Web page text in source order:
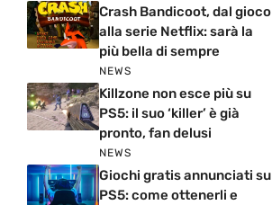
Crash Bandicoot, dal gioco
alla serie Netflix: sarà la
più bella di sempre
NEWS
Killzone non esce più su
PS5: il suo ‘killer’ è già
pronto, fan delusi
NEWS
Giochi gratis annunciati su
PS5: come ottenerli e